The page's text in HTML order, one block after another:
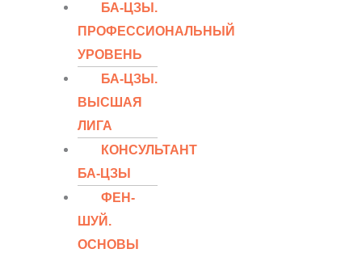
БА-ЦЗЫ.
ПРОФЕССИОНАЛЬНЫЙ
УРОВЕНЬ
БА-ЦЗЫ.
ВЫСШАЯ
ЛИГА
КОНСУЛЬТАНТ
БА-ЦЗЫ
ФЕН-
ШУЙ.
ОСНОВЫ